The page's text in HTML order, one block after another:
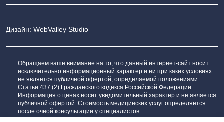
Дизайн: WebValley Studio
Обращаем ваше внимание на то, что данный интернет-сайт носит
исключительно информационный характер и ни при каких условиях
не является публичной офертой, определяемой положениями
Статьи 437 (2) Гражданского кодекса Российской Федерации.
Информация о ценах носит уведомительный характер и не является
публичной офертой. Стоимость медицинских услуг определяется
после очной консультации у специалистов.
Сообщить об ошибке